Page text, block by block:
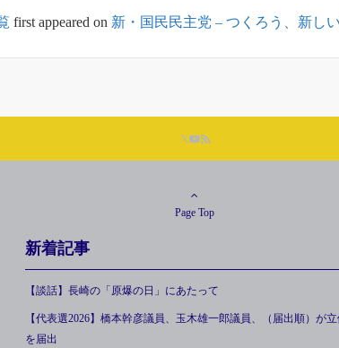
first appeared on 新・国民民主党 – つくろう、新しい
Page Top
新着記事
【談話】長崎の「原爆の日」にあたって
【代表選2026】橋本幹彦議員、玉木雄一郎議員、（届出順）が
を届出